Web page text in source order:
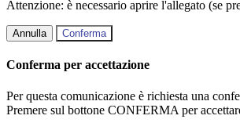
Attenzione: è necessario aprire l'allegato (se
Annulla Conferma
Conferma per accettazione
Per questa comunicazione è richiesta una
Premere sul bottone CONFERMA per